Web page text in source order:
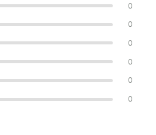
0
0
0
0
0
0